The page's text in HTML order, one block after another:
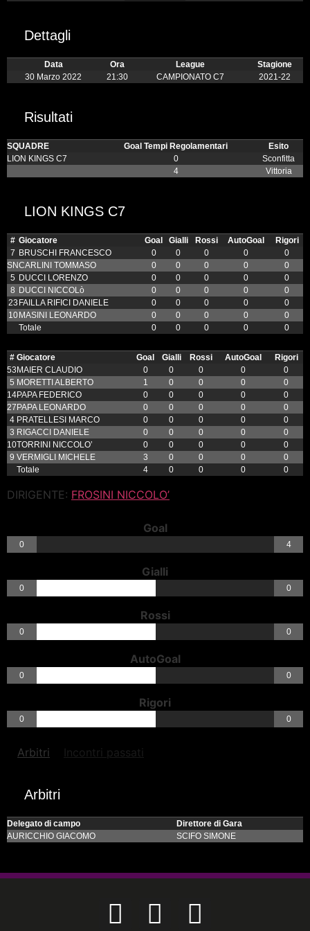
Dettagli
Data Ora League
Stagione
30 Marzo 2022
21:30 CAMPIONATO C7 2021-22
Risultati
SQUADRE Goal Tempi Regolamentari
Esito
LION KINGS C7
0
Sconfitta
4
Vittoria
LION KINGS C7
# Giocatore Goal Gialli Rossi AutoGoal
Rigori
7 BRUSCHI FRANCESCO 0 0 0 0
0
SNCARLINI TOMMASO 0 0 0 0
0
5 DUCCI LORENZO 0 0 0 0
0
8 DUCCI NICCOLò 0 0 0 0
0
23 FAILLA RIFICI DANIELE 0 0 0 0
0
10 MASINI LEONARDO 0 0 0 0
0
Totale
0 0 0 0 0
# Giocatore Goal Gialli Rossi AutoGoal
Rigori
53 MAIER CLAUDIO 0 0 0 0
0
5 MORETTI ALBERTO 1 0 0 0
0
14PAPA FEDERICO 0 0 0 0
0
27 PAPA LEONARDO 0 0 0 0
0
4 PRATELLESI MARCO 0 0 0 0
0
3 RIGACCI DANIELE 0 0 0 0
0
10TORRINI NICCOLO’ 0 0 0 0
0
9 VERMIGLI MICHELE 3 0 0 0
0
Totale
4 0 0 0 0
DIRIGENTE: FROSINI NICCOLO’
Goal
0 4
Gialli
0 0
Rossi
0 0
AutoGoal
0 0
Rigori
0 0
Arbitri Incontri passati
Arbitri
Delegato di campo
Direttore di Gara
AURICCHIO GIACOMO
SCIFO SIMONE